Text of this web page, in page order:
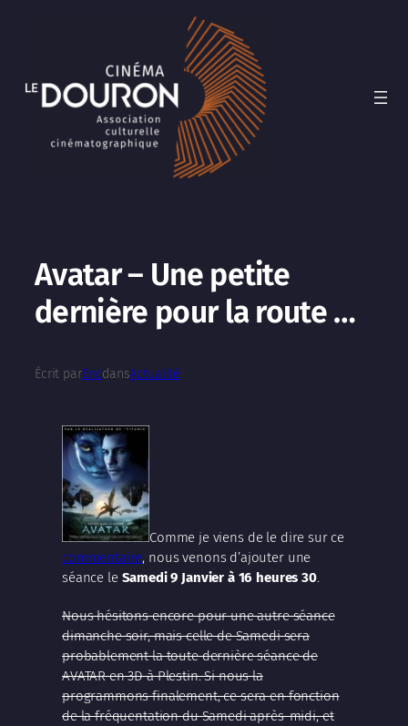
Avatar – Une petite
dernière pour la route …
Écrit parEricdansActualité
Comme je viens de le dire sur ce
commentaire, nous venons d’ajouter une
séance le Samedi 9 Janvier à 16 heures 30.
Nous hésitons encore pour une autre séance
dimanche soir, mais celle de Samedi sera
probablement la toute dernière séance de
AVATAR en 3D à Plestin. Si nous la
programmons finalement, ce sera en fonction
de la fréquentation du Samedi après-midi, et